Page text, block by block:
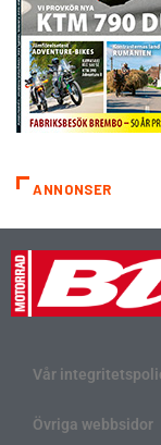
ANNONSER
Vår
Övriga webbsidor